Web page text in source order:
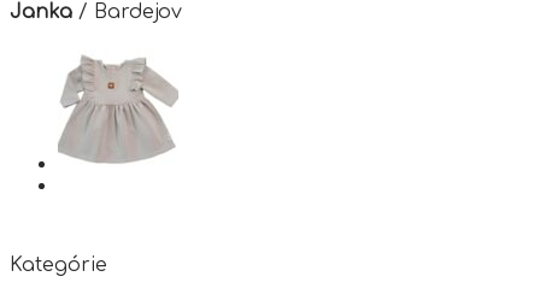
Janka / Bardejov
Kategórie